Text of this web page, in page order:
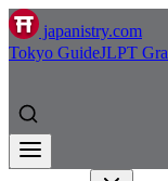
japanistry.com
Tokyo GuideJLPT